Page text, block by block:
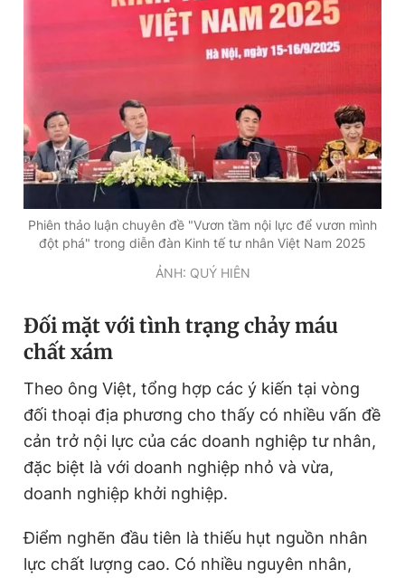
0908 780 404
Đặt báo Quảng cáo RSS Tòa soạn Chính sách bảo
Tổng biên tập: Nguyễn Ngọc Toàn
Phó tổng biên tập thường trực: Hải Thành
Phó tổng biên tập: Lâm Hiếu Dũng
Phó tổng biên tập: Trần Việt Hưng
Tổng thư ký tòa soạn: Đức Trung
Giấy phép xuất bản số 110/GP - BTTTT cấp ngày 24.3.2020
bản. Phát triển bởi ePi Technologies, JSC.
Phiên thảo luận chuyên đề "Vươn tầm nội lực để vươn mình
đột phá" trong diễn đàn Kinh tế tư nhân Việt Nam 2025
ẢNH: QUÝ HIÊN
Đối mặt với tình trạng chảy máu
chất xám
Theo ông Việt, tổng hợp các ý kiến tại vòng
đối thoại địa phương cho thấy có nhiều vấn đề
cản trở nội lực của các doanh nghiệp tư nhân,
đặc biệt là với doanh nghiệp nhỏ và vừa,
doanh nghiệp khởi nghiệp.
Điểm nghẽn đầu tiên là thiếu hụt nguồn nhân
lực chất lượng cao. Có nhiều nguyên nhân,